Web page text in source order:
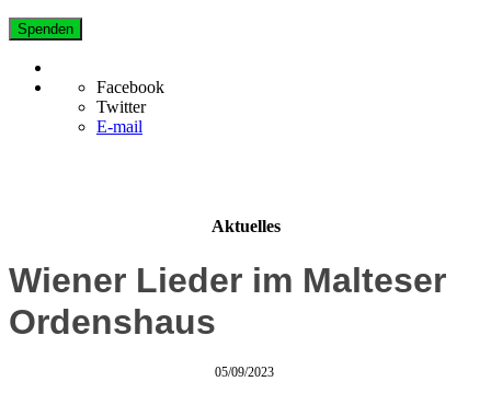
Spenden
Facebook
Twitter
E-mail
Aktuelles
Wiener Lieder im Malteser
Ordenshaus
05/09/2023